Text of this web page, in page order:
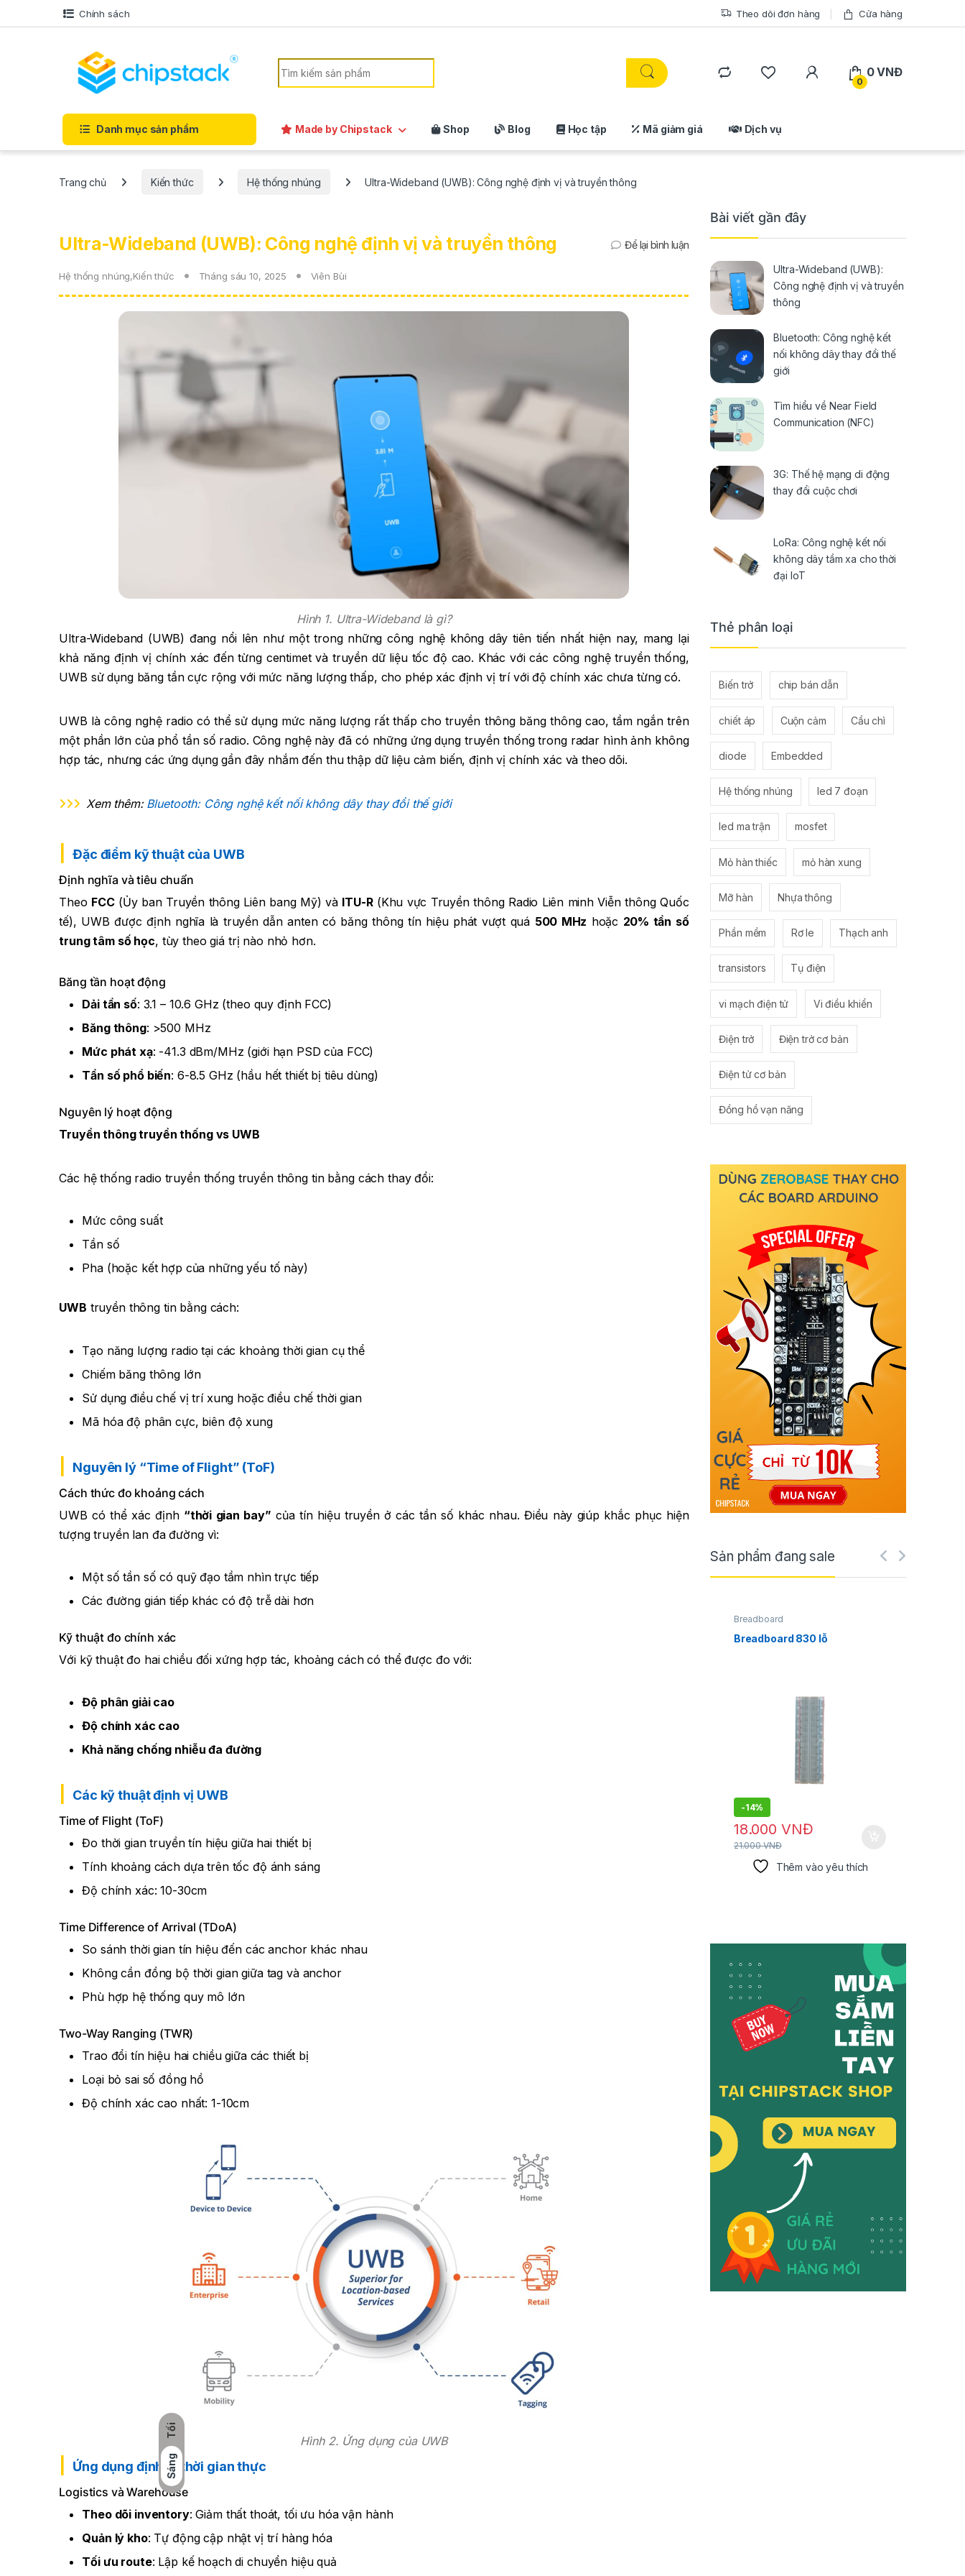
Tối
Sáng
Bỏ qua để điều hướng
Bỏ qua nội dung Chính sách Theo dõi đơn hàng Cửa hàng
Tìm kiếm:
0
0VNĐ
Danh mục sản phẩm Made by Chipstack Shop Blog Học tập Mã giảm giá Dịch vụ
Trang chủ Kiến thức Hệ thống nhúng Ultra-Wideband (UWB): Công nghệ định vị và truyền thông
Ultra-Wideband (UWB): Công nghệ định vị và truyền thông Để lại bình luận
Hệ thống nhúng,Kiến thức Tháng sáu 10, 2025 Viên Bùi
Hình 1. Ultra-Wideband là gì?
Ultra-Wideband (UWB) đang nổi lên như một trong những công nghệ không dây tiên tiến nhất hiện nay, mang lại
khả năng định vị chính xác đến từng centimet và truyền dữ liệu tốc độ cao. Khác với các công nghệ truyền thống,
UWB sử dụng băng tần cực rộng với mức năng lượng thấp, cho phép xác định vị trí với độ chính xác chưa từng có.
UWB là công nghệ radio có thể sử dụng mức năng lượng rất thấp cho truyền thông băng thông cao, tầm ngắn trên
một phần lớn của phổ tần số radio. Công nghệ này đã có những ứng dụng truyền thống trong radar hình ảnh không
hợp tác, nhưng các ứng dụng gần đây nhắm đến thu thập dữ liệu cảm biến, định vị chính xác và theo dõi.
Xem thêm: Bluetooth: Công nghệ kết nối không dây thay đổi thế giới
Đặc điểm kỹ thuật của UWB
Định nghĩa và tiêu chuẩn
Theo FCC(Ủy ban Truyền thông Liên bang Mỹ) và ITU-R(Khu vực Truyền thông Radio Liên minh Viễn thông Quốc
tế), UWB được định nghĩa là truyền dẫn anten có băng thông tín hiệu phát vượt quá 500 MHz hoặc 20% tần số
trung tâm số học, tùy theo giá trị nào nhỏ hơn.
Băng tần hoạt động
Dải tần số: 3.1 – 10.6 GHz (theo quy định FCC)
Băng thông: >500 MHz
Mức phát xạ: -41.3 dBm/MHz (giới hạn PSD của FCC)
Tần số phổ biến: 6-8.5 GHz (hầu hết thiết bị tiêu dùng)
Nguyên lý hoạt động
Truyền thông truyền thống vs UWB
Các hệ thống radio truyền thống truyền thông tin bằng cách thay đổi:
Mức công suất
Tần số
Pha (hoặc kết hợp của những yếu tố này)
UWB truyền thông tin bằng cách:
Tạo năng lượng radio tại các khoảng thời gian cụ thể
Chiếm băng thông lớn
Sử dụng điều chế vị trí xung hoặc điều chế thời gian
Mã hóa độ phân cực, biên độ xung
Nguyên lý “Time of Flight” (ToF)
Cách thức đo khoảng cách
UWB có thể xác định “thời gian bay” của tín hiệu truyền ở các tần số khác nhau. Điều này giúp khắc phục hiện
tượng truyền lan đa đường vì:
Một số tần số có quỹ đạo tầm nhìn trực tiếp
Các đường gián tiếp khác có độ trễ dài hơn
Kỹ thuật đo chính xác
Với kỹ thuật đo hai chiều đối xứng hợp tác, khoảng cách có thể được đo với:
Độ phân giải cao
Độ chính xác cao
Khả năng chống nhiễu đa đường
Các kỹ thuật định vị UWB
Time of Flight (ToF)
Đo thời gian truyền tín hiệu giữa hai thiết bị
Tính khoảng cách dựa trên tốc độ ánh sáng
Độ chính xác: 10-30cm
Time Difference of Arrival (TDoA)
So sánh thời gian tín hiệu đến các anchor khác nhau
Không cần đồng bộ thời gian giữa tag và anchor
Phù hợp hệ thống quy mô lớn
Two-Way Ranging (TWR)
Trao đổi tín hiệu hai chiều giữa các thiết bị
Loại bỏ sai số đồng hồ
Độ chính xác cao nhất: 1-10cm
Hình 2. Ứng dụng của UWB
Ứng dụng định vị thời gian thực
Logistics và Warehouse
Theo dõi inventory: Giảm thất thoát, tối ưu hóa vận hành
Quản lý kho: Tự động cập nhật vị trí hàng hóa
Tối ưu route: Lập kế hoạch di chuyển hiệu quả
Bài viết gần đây
Ultra-Wideband (UWB):
Công nghệ định vị và truyền
thông
Bluetooth: Công nghệ kết
nối không dây thay đổi thế
giới
Tìm hiểu về Near Field
Communication (NFC)
3G: Thế hệ mạng di động
thay đổi cuộc chơi
LoRa: Công nghệ kết nối
không dây tầm xa cho thời
đại IoT
Thẻ phân loại
Biến trở chip bán dẫn
chiết áp Cuộn cảm Cầu chì
diode Embedded
Hệ thống nhúng led 7 đoạn
led ma trận mosfet
Mỏ hàn thiếc mỏ hàn xung
Mỡ hàn Nhựa thông
Phần mềm Rơ le Thạch anh
transistors Tụ điện
vi mạch điện tử Vi điều khiển
Điện trở Điện trở cơ bản
Điện tử cơ bản
Đồng hồ vạn năng
Sản phẩm đang sale
Breadboard
Breadboard 830 lỗ
-14%
18.000 VNĐ
21.000VNĐ
Thêm vào yêu thích